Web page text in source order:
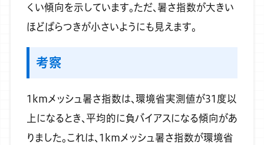
くい傾向を示しています。ただ、暑さ指数が大きい
ほどばらつきが小さいようにも見えます。
考察
1kmメッシュ暑さ指数は、環境省実測値が31度以
上になるとき、平均的に負バイアスになる傾向があ
りました。これは、1kmメッシュ暑さ指数が環境省